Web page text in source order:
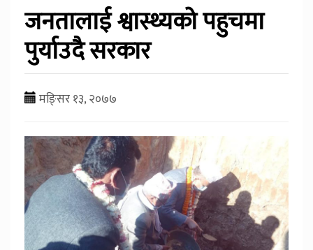
जनतालाई श्वास्थ्यको पहुचमा
पुर्याउदै सरकार
मङि्सर १३, २०७७